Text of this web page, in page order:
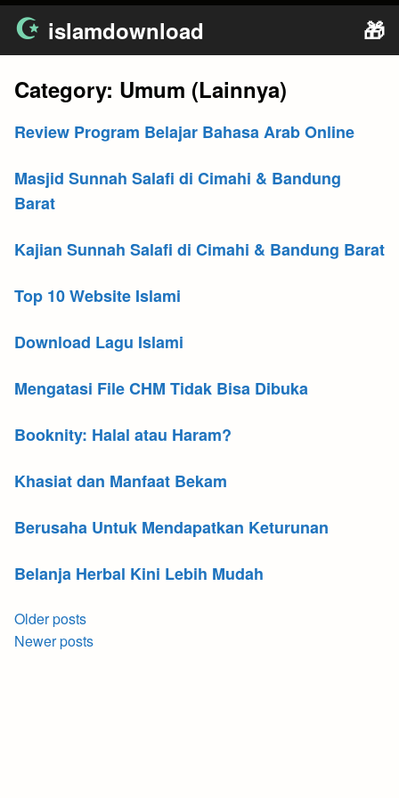
Skip
content
islamdownload
🎁
Category: Umum (Lainnya)
Review Program Belajar Bahasa Arab Online
Masjid Sunnah Salafi di Cimahi & Bandung
Barat
Kajian Sunnah Salafi di Cimahi & Bandung Barat
Top 10 Website Islami
Download Lagu Islami
Mengatasi File CHM Tidak Bisa Dibuka
Booknity: Halal atau Haram?
Khasiat dan Manfaat Bekam
Berusaha Untuk Mendapatkan Keturunan
Belanja Herbal Kini Lebih Mudah
Posts
navigation
Older posts
Newer posts